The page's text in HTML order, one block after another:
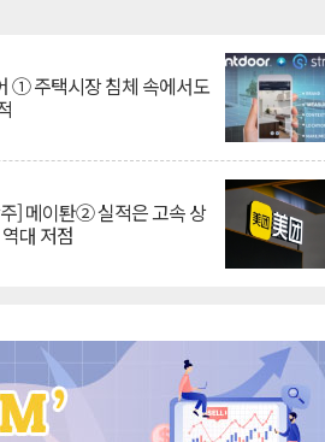
① 주택시장 침체 속에서도
] 메이퇀② 실적은 고속 상
대 저점